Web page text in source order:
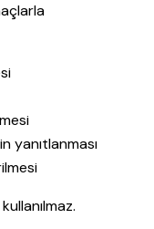
yanıtlanması